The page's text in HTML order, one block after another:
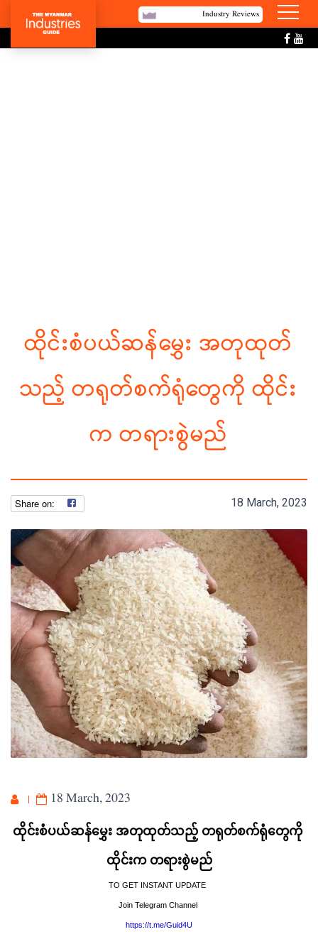
Industry Reviews
ထိုင်းစံပယ်ဆန်‌မွှေး အတုထုတ်
သည့် တရုတ်စက်ရုံတွေကို ထိုင်း
က တရားစွဲမည်
18 March, 2023
18 March, 2023
ထိုင်းစံပယ်ဆန်‌မွှေး အတုထုတ်သည့် တရုတ်စက်ရုံတွေကို
ထိုင်းက တရားစွဲမည်
TO GET INSTANT UPDATE
Join Telegram Channel
https://t.me/Guid4U